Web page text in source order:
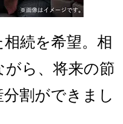
続を希望。相
ら、将来の節
割ができまし